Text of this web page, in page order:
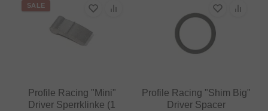
SALE
Profile Racing "Mini"
Driver Sperrklinke (1
Profile Racing "Shim Big"
Driver Spacer